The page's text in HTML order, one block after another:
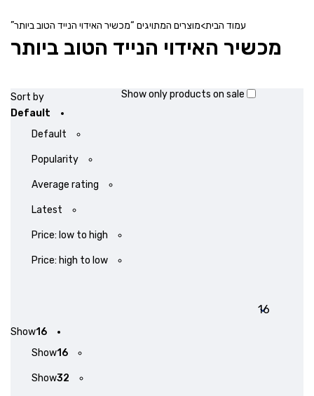
עמוד הבית>מוצרים המתויגים “מכשיר האידוי הנייד הטוב ביותר”
מכשיר האידוי הנייד הטוב ביותר
Sort by
Default
Default
Popularity
Average rating
Latest
Price: low to high
Price: high to low
Show16
Show16
Show32